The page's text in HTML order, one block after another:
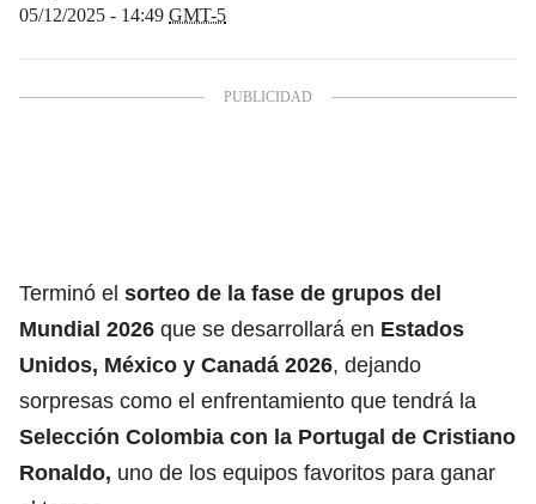
05/12/2025 - 14:49 GMT-5
Terminó el sorteo de la fase de grupos del
Mundial 2026 que se desarrollará en Estados
Unidos, México y Canadá 2026, dejando
sorpresas como el enfrentamiento que tendrá la
Selección Colombia con la Portugal de Cristiano
Ronaldo, uno de los equipos favoritos para ganar